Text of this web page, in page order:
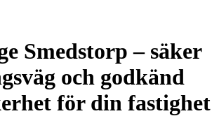
Smedstorp – säker
och godkänd
för din fastighet